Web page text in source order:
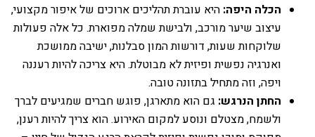
הכלה היפה: היא עוברת תהליכים ארוכים של איפור מקצועי,
עיצוב שיער מורכב, ולבישת שמלה מפוארת. כל אלה פעולות
שלוקחות שעות, דורשות המון סבלנות, ישיבה ממושכת
ואנרגיה נפשית ופיזית לא מבוטלת. היא צריכה להיות רעננה
ויפה, וזה מתחיל בתזונה טובה.
החתן הנרגש: גם הוא מתארגן, פוגש חברים שמגיעים לברך
ולשמח, מצטלם ונוסע למקום האירוע. הוא צריך להיות רענן,